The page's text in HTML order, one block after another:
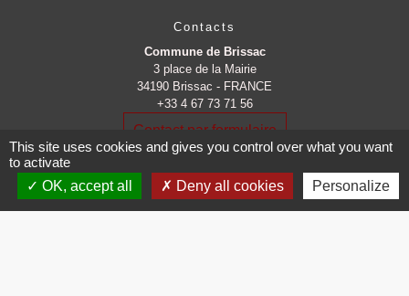
Contacts
Commune de Brissac
3 place de la Mairie
34190 Brissac - FRANCE
+33 4 67 73 71 56
Contact par formulaire
This site uses cookies and gives you control over what you want
to activate
OK, accept all
Deny all cookies Personalize